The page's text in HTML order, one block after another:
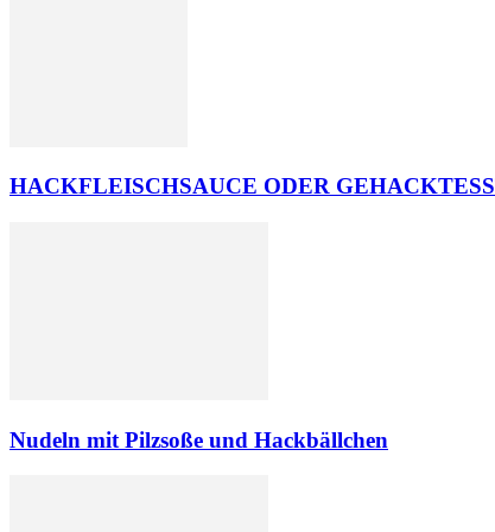
HACKFLEISCHSAUCE ODER
Nudeln mit Pilzsoße und Hackbällchen